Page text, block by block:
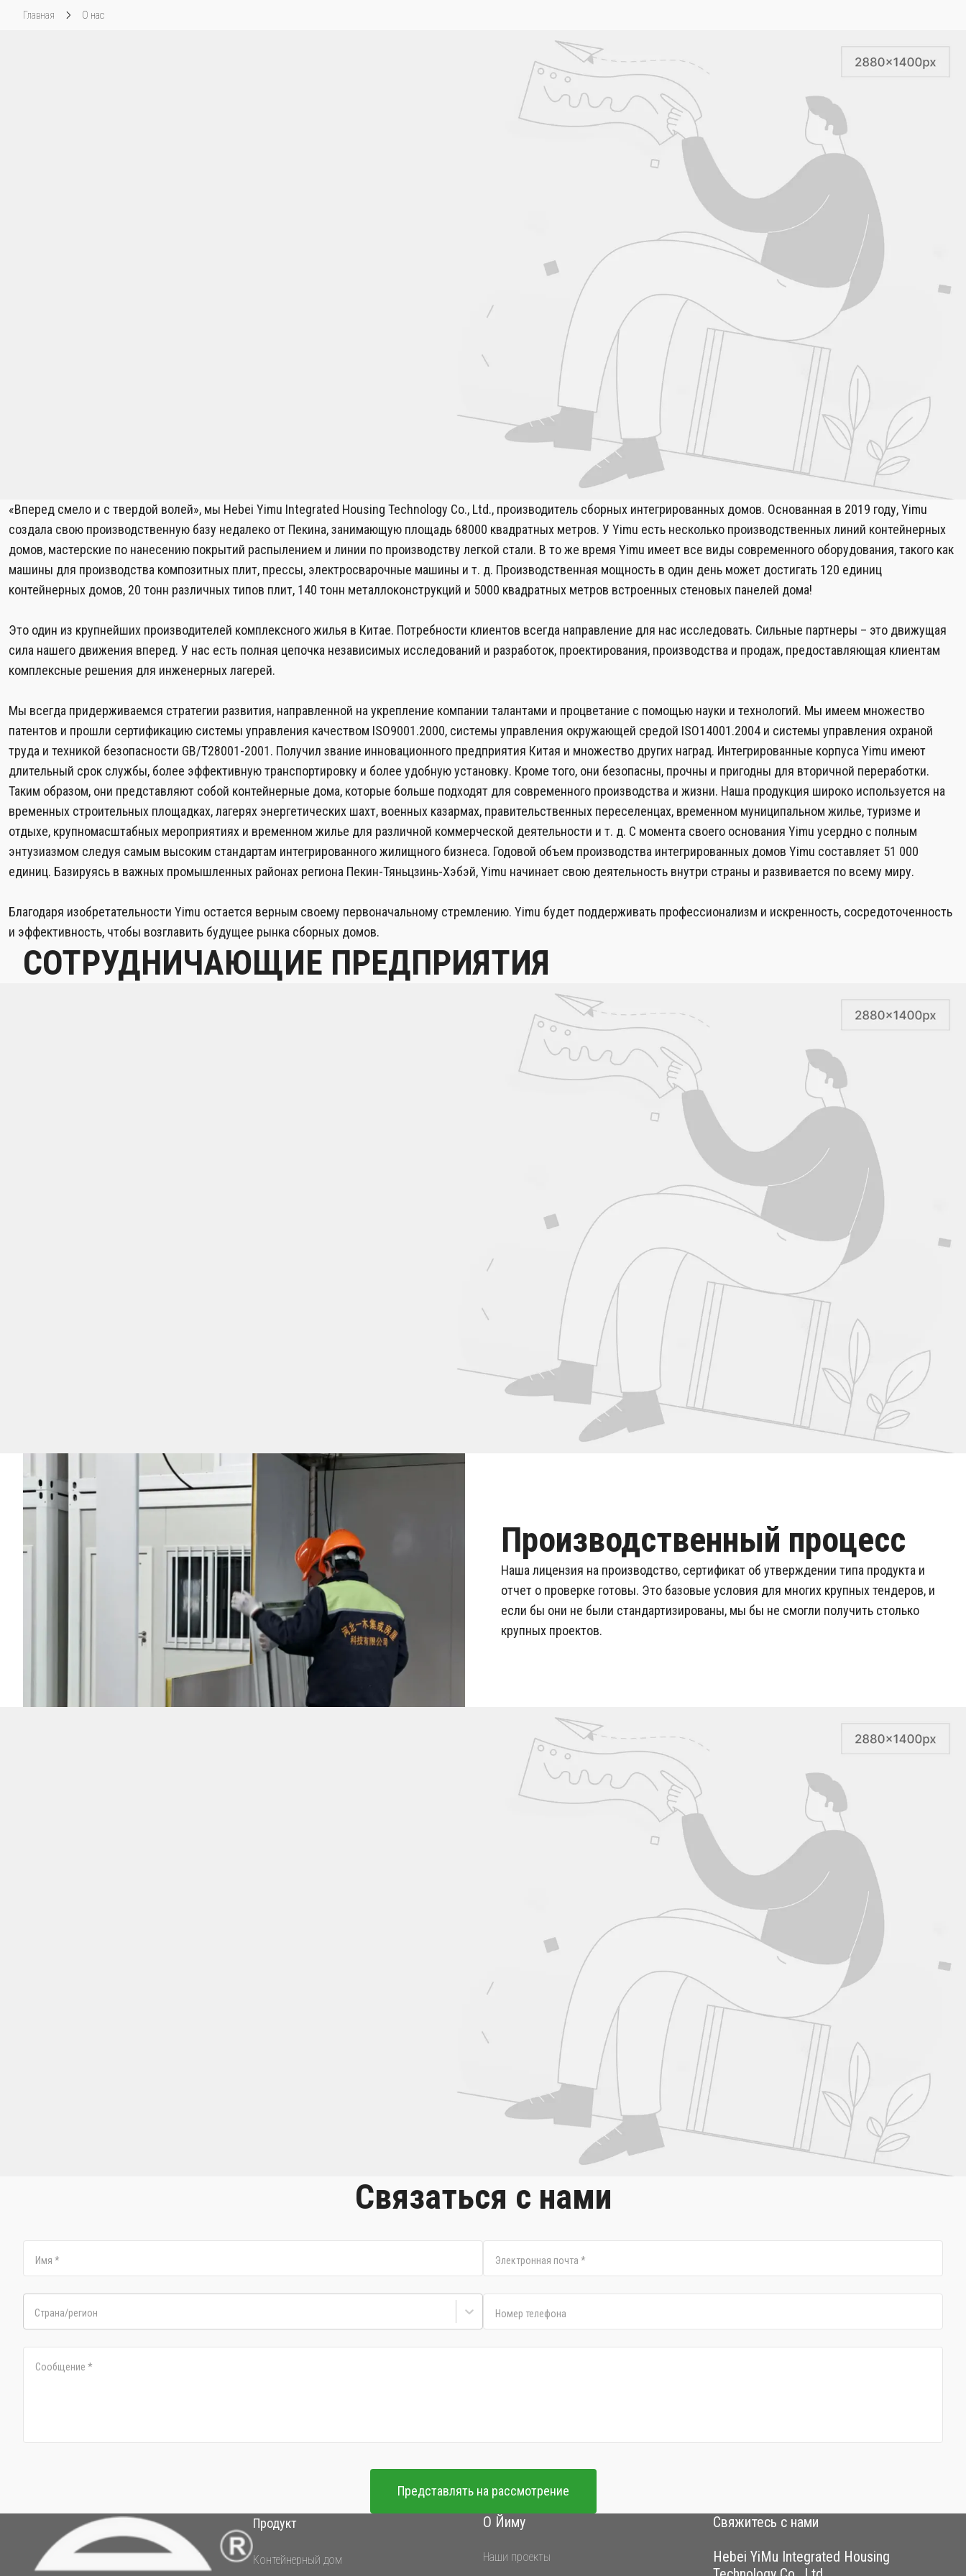
Главная О нас
«Вперед смело и с твердой волей», мы Hebei Yimu Integrated Housing Technology Co., Ltd., производитель сборных интегрированных домов. Основанная в 2019 году, Yimu
создала свою производственную базу недалеко от Пекина, занимающую площадь 68000 квадратных метров. У Yimu есть несколько производственных линий контейнерных
домов, мастерские по нанесению покрытий распылением и линии по производству легкой стали. В то же время Yimu имеет все виды современного оборудования, такого как
машины для производства композитных плит, прессы, электросварочные машины и т. д. Производственная мощность в один день может достигать 120 единиц
контейнерных домов, 20 тонн различных типов плит, 140 тонн металлоконструкций и 5000 квадратных метров встроенных стеновых панелей дома!
Это один из крупнейших производителей комплексного жилья в Китае. Потребности клиентов всегда направление для нас исследовать. Сильные партнеры – это движущая
сила нашего движения вперед. У нас есть полная цепочка независимых исследований и разработок, проектирования, производства и продаж, предоставляющая клиентам
комплексные решения для инженерных лагерей.
Мы всегда придерживаемся стратегии развития, направленной на укрепление компании талантами и процветание с помощью науки и технологий. Мы имеем множество
патентов и прошли сертификацию системы управления качеством ISO9001.2000, системы управления окружающей средой ISO14001.2004 и системы управления охраной
труда и техникой безопасности GB/T28001-2001. Получил звание инновационного предприятия Китая и множество других наград. Интегрированные корпуса Yimu имеют
длительный срок службы, более эффективную транспортировку и более удобную установку. Кроме того, они безопасны, прочны и пригодны для вторичной переработки.
Таким образом, они представляют собой контейнерные дома, которые больше подходят для современного производства и жизни. Наша продукция широко используется на
временных строительных площадках, лагерях энергетических шахт, военных казармах, правительственных переселенцах, временном муниципальном жилье, туризме и
отдыхе, крупномасштабных мероприятиях и временном жилье для различной коммерческой деятельности и т. д. С момента своего основания Yimu усердно с полным
энтузиазмом следуя самым высоким стандартам интегрированного жилищного бизнеса. Годовой объем производства интегрированных домов Yimu составляет 51 000
единиц. Базируясь в важных промышленных районах региона Пекин-Тяньцзинь-Хэбэй, Yimu начинает свою деятельность внутри страны и развивается по всему миру.
Благодаря изобретательности Yimu остается верным своему первоначальному стремлению. Yimu будет поддерживать профессионализм и искренность, сосредоточенность
и эффективность, чтобы возглавить будущее рынка сборных домов.
СОТРУДНИЧАЮЩИЕ ПРЕДПРИЯТИЯ
Производственный процесс
Наша лицензия на производство, сертификат об утверждении типа продукта и
отчет о проверке готовы. Это базовые условия для многих крупных тендеров, и
если бы они не были стандартизированы, мы бы не смогли получить столько
крупных проектов.
Связаться с нами
Имя * Электронная почта *
Страна/регион Номер телефона
Сообщение *
Представлять на рассмотрение
Продукт
Контейнерный дом
О Йиму
Наши проекты
Свяжитесь с нами
Hebei YiMu Integrated Housing